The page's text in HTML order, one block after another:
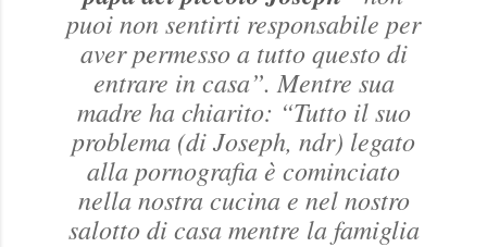
puoi non sentirti responsabile per
aver permesso a tutto questo di
entrare in casa”. Mentre sua
madre ha chiarito: “Tutto il suo
problema (di Joseph, ndr) legato
alla pornografia è cominciato
nella nostra cucina e nel nostro
salotto di casa mentre la famiglia